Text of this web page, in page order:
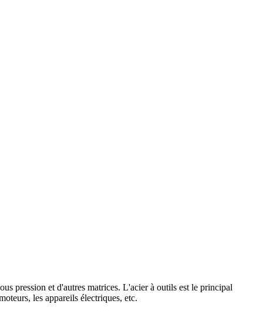
pression et d'autres matrices. L'acier à outils est le principal
les appareils électriques, etc.